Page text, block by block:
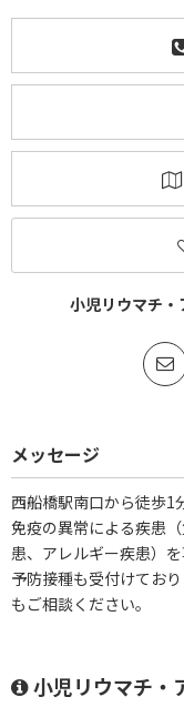
小児リウマチ
メッセージ
西船橋駅南口から徒歩1
免疫の異常による疾患
患、アレルギー疾患）
予防接種も受付けてお
もご相談ください。
小児リウマチ・